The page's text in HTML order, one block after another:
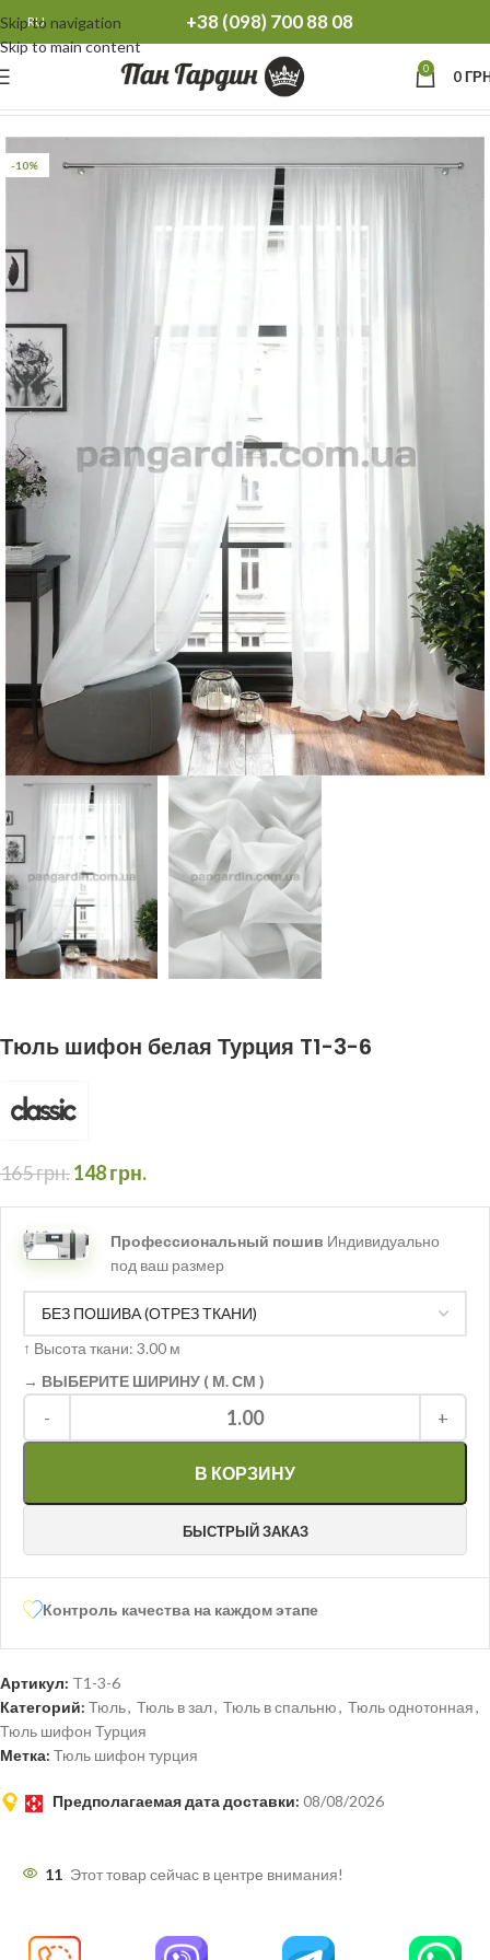
Skip to navigation
Skip to main content
RU +38 (098) 700 88 08
0 0
Главная Тюль однотонная
-10%
Тюль шифон белая Турция T1-3-6
165грн.148грн.
Профессиональный пошив Индивидуально
под ваш размер
↑ Высота ткани: 3.00 м
→ ВЫБЕРИТЕ ШИРИНУ ( М. СМ )
- +
1.00
В КОРЗИНУ
БЫСТРЫЙ ЗАКАЗ
Контроль качества на каждом этапе
Артикул: T1-3-6
Категорий: Тюль, Тюль в зал, Тюль в спальню, Тюль однотонная,
Тюль шифон Турция
Метка: Тюль шифон турция
Предполагаемая дата доставки: 08/08/2026
11 Этот товар сейчас в центре внимания!